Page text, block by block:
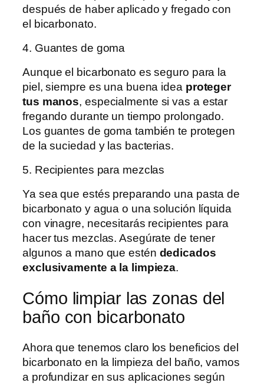
después de haber aplicado y fregado con
el bicarbonato.
4. Guantes de goma
Aunque el bicarbonato es seguro para la
piel, siempre es una buena idea proteger
tus manos, especialmente si vas a estar
fregando durante un tiempo prolongado.
Los guantes de goma también te protegen
de la suciedad y las bacterias.
5. Recipientes para mezclas
Ya sea que estés preparando una pasta de
bicarbonato y agua o una solución líquida
con vinagre, necesitarás recipientes para
hacer tus mezclas. Asegúrate de tener
algunos a mano que estén dedicados
exclusivamente a la limpieza.
Cómo limpiar las zonas del
baño con bicarbonato
Ahora que tenemos claro los beneficios del
bicarbonato en la limpieza del baño, vamos
a profundizar en sus aplicaciones según